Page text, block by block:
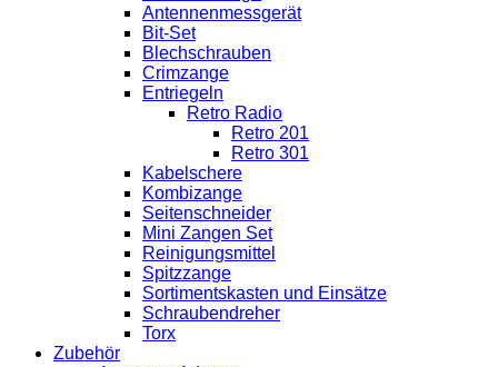
Antennenmessgerät
Bit-Set
Blechschrauben
Crimzange
Entriegeln
Retro Radio
Retro 201
Retro 301
Kabelschere
Kombizange
Seitenschneider
Mini Zangen Set
Reinigungsmittel
Spitzzange
Sortimentskasten und Einsätze
Schraubendreher
Torx
Zubehör